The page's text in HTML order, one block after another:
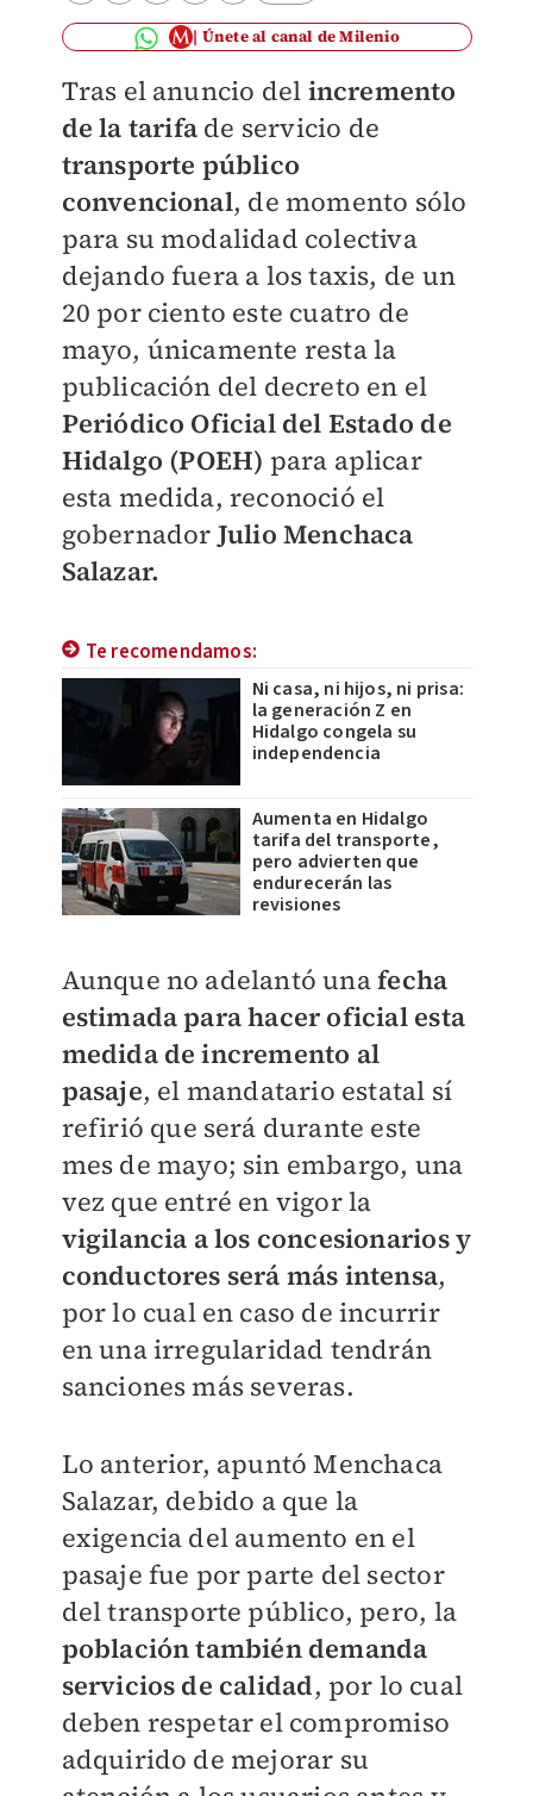
Únete al canal de Milenio
Tras el anuncio del incremento
de la tarifa de servicio de
transporte público
convencional, de momento sólo
para su modalidad colectiva
dejando fuera a los taxis, de un
20 por ciento este cuatro de
mayo, únicamente resta la
publicación del decreto en el
Periódico Oficial del Estado de
Hidalgo (POEH) para aplicar
esta medida, reconoció el
gobernador Julio Menchaca
Salazar.
Te recomendamos:
Ni casa, ni hijos, ni prisa:
la generación Z en
Hidalgo congela su
independencia
Aumenta en Hidalgo
tarifa del transporte,
pero advierten que
endurecerán las
revisiones
Aunque no adelantó unafecha
estimada para hacer oficial esta
medida de incremento al
pasaje, el mandatario estatal sí
refirió que será durante este
mes de mayo; sin embargo, una
vez que entré en vigor la
vigilancia a los concesionarios y
conductores será más intensa,
por lo cual en caso de incurrir
en una irregularidad tendrán
sanciones más severas.
Lo anterior, apuntó Menchaca
Salazar, debido a que la
exigencia del aumento en el
pasaje fue por parte del sector
del transporte público, pero, la
población también demanda
servicios de calidad, por lo cual
deben respetar el compromiso
adquirido de mejorar su